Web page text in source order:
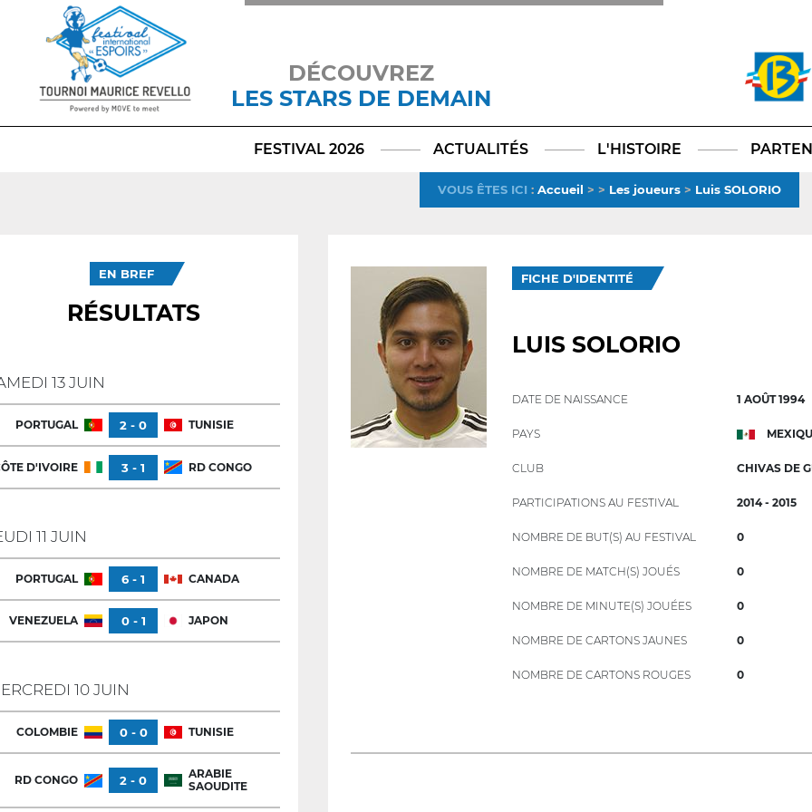
DÉCOUVREZ
LES STARS DE DEMAIN
TikTokLinkedIn
X
FESTIVAL 2026 ACTUALITÉS L'HISTOIRE
VOUS ÊTES ICI : Accueil > > Les joueurs> Luis SOLORIO
EN BREF
RÉSULTATS
13 JUIN
PORTUGAL 2 - 0 TUNISIE
D'IVOIRE 3 - 1 RD CONGO
11 JUIN
PORTUGAL 6 - 1 CANADA
VENEZUELA 0 - 1 JAPON
10 JUIN
COLOMBIE 0 - 0 TUNISIE
RD CONGO 2 - 0
ARABIE
SAOUDITE
FICHE D'IDENTITÉ
LUIS SOLORIO
DATE DE NAISSANCE 1 AOÛT 1994
PAYS
CLUB CHIVAS DE
PARTICIPATIONS AU FESTIVAL 2014 - 2015
NOMBRE DE BUT(S) AU FESTIVAL 0
NOMBRE DE MATCH(S) JOUÉS 0
NOMBRE DE MINUTE(S) JOUÉES 0
NOMBRE DE CARTONS JAUNES 0
NOMBRE DE CARTONS ROUGES 0